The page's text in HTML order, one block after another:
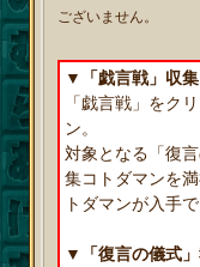
ございません。
▼「戯言戦」収
「戯言戦」をク
ン。
対象となる「復
集コトダマンを
トダマンが入手で
▼「復言の儀式